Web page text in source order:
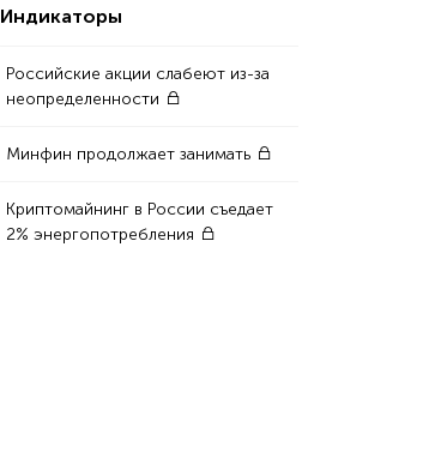
Индикаторы
Российские акции слабеют из-за
неопределенности
Минфин продолжает занимать
Криптомайнинг в России съедает
2% энергопотребления